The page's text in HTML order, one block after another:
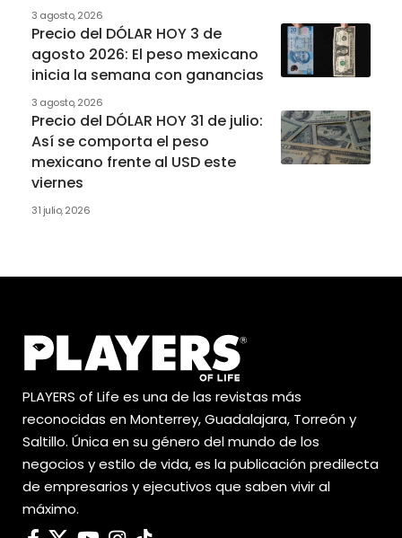
3 agosto, 2026
Precio del DÓLAR HOY 3 de
agosto 2026: El peso mexicano
inicia la semana con ganancias
3 agosto, 2026
Precio del DÓLAR HOY 31 de julio:
Así se comporta el peso
mexicano frente al USD este
viernes
31 julio, 2026
PLAYERS of Life es una de las revistas más
reconocidas en Monterrey, Guadalajara, Torreón y
Saltillo. Única en su género del mundo de los
negocios y estilo de vida, es la publicación predilecta
de empresarios y ejecutivos que saben vivir al
máximo.